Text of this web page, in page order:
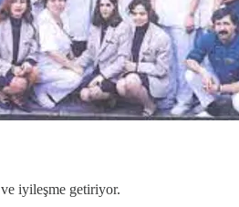
iyileşme getiriyor.